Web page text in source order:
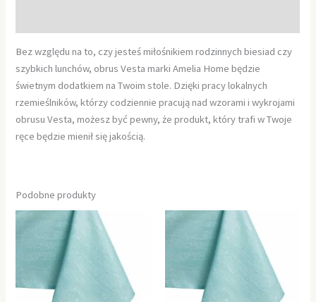
Bez względu na to, czy jesteś miłośnikiem rodzinnych biesiad czy
szybkich lunchów, obrus Vesta marki Amelia Home będzie
świetnym dodatkiem na Twoim stole. Dzięki pracy lokalnych
rzemieślników, którzy codziennie pracują nad wzorami i wykrojami
obrusu Vesta, możesz być pewny, że produkt, który trafi w Twoje
ręce będzie mienił się jakością.
Podobne produkty